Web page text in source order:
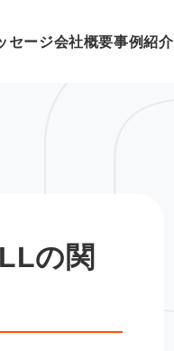
セージ会社概要事例紹介
の関